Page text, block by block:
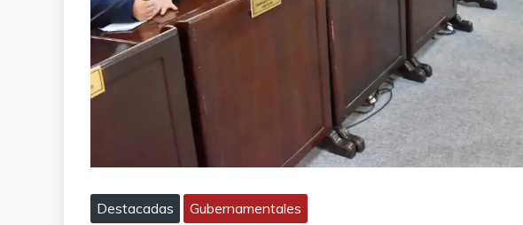
Destacadas Gubernamentales